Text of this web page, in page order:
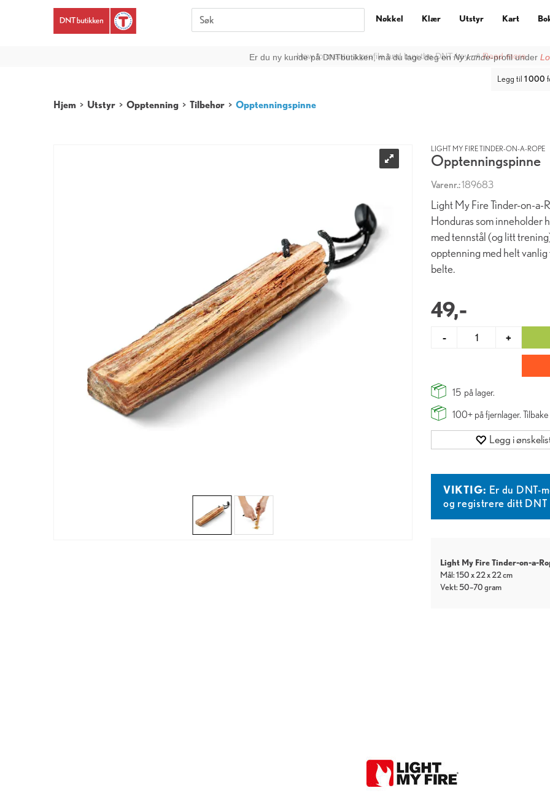
Er du ny kunde på DNTbutikken, må du lage deg enNy kunde-profil under
Nøkkel Klær Utstyr Kart
Legg til 1 000
Hjem > Utstyr > Opptenning > Tilbehør > Opptenningspinne
LIGHT MY FIRE TINDER-ON-A-ROPE
Opptenningspinne
Varenr.:189683
Light My Fire Tinder-on-a-
Honduras som inneholder
med tennstål (og litt
opptenning med helt
belte.
49,-
- +
15 på lager.
100+ på fjernlager.
Legg i
VIKTIG: Er du DNT-
og registrere ditt DNT
Light My Fire Tinder-on-a-
Mål: 150 x 22 x 22 cm
Vekt: 50–70 gram